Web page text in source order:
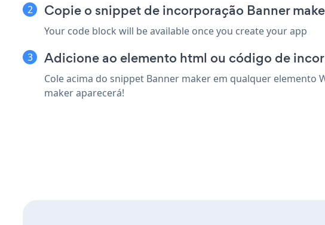
Copie o snippet de incorporação Banner
Your code block will be available once you create your app
Adicione ao elemento html ou código de
Cole acima do snippet Banner maker em qualquer elemento
maker aparecerá!